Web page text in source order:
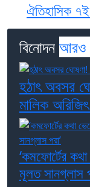
ঐতিহাসিক
বিনোদনআরও
হঠাৎ অবসর
মালিক
‘কমফোর্টের
মূলত সানগ্লাস